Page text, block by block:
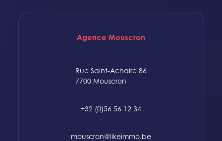
Agence Mouscron
Rue Saint-Achaire 86
7700 Mouscron
+32 (0)56 56 12 34
mouscron@likeimmo.be